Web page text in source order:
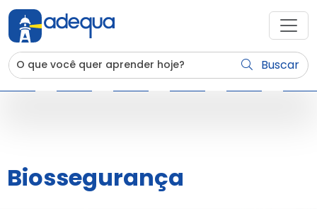
Buscar
Biossegurança